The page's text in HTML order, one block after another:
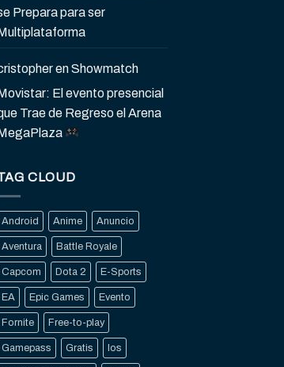
Prepara para ser
enShowmatch
El evento presencial
Trae de Regreso el Arena
CLOUD
Android Anime Anuncio
Aventura Battle Royale
Capcom Dota 2 E-Sports
EA Epic Games Evento
Fornite Free-to-play
Gamepass Gratis Ios